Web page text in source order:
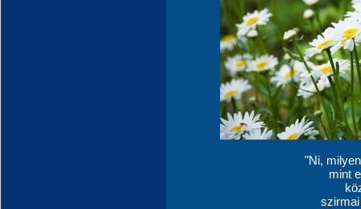
"Ni,
mint